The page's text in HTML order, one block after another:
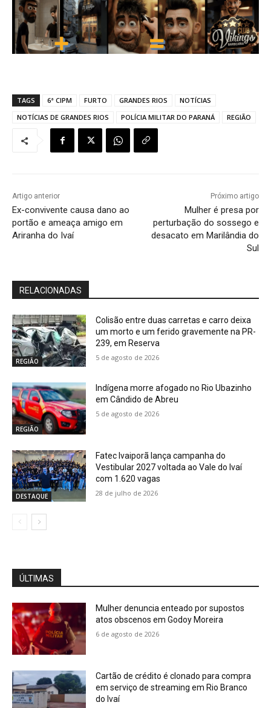
TAGS 6ª CIPM FURTO GRANDES RIOS
NOTÍCIAS
NOTÍCIAS DE GRANDES RIOS
POLÍCIA MILITAR DO PARANÁ REGIÃO
Artigo anterior
Ex-convivente causa dano ao
portão e ameaça amigo em
Ariranha do Ivaí
Próximo artigo
Mulher é presa por
perturbação do sossego e
desacato em Marilândia do
Sul
RELACIONADAS
REGIÃO
Colisão entre duas carretas e carro deixa
um morto e um ferido gravemente na PR-
239, em Reserva
5 de agosto de 2026
REGIÃO
Indígena morre afogado no Rio Ubazinho
em Cândido de Abreu
5 de agosto de 2026
DESTAQUE
Fatec Ivaiporã lança campanha do
Vestibular 2027 voltada ao Vale do Ivaí
com 1.620 vagas
28 de julho de 2026
ÚLTIMAS
Mulher denuncia enteado por supostos
atos obscenos em Godoy Moreira
6 de agosto de 2026
Cartão de crédito é clonado para compra
em serviço de streaming em Rio Branco
do Ivaí